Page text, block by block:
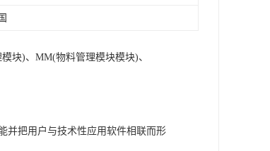
块)、MM(物料管理模块模块)、
并把用户与技术性应用软件相联而形